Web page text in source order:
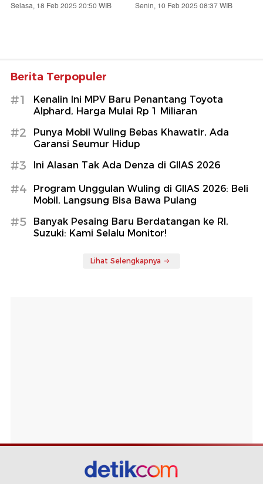
Selasa, 18 Feb 2025 20:50 WIB Senin, 10 Feb 2025 08:37 WIB
Berita Terpopuler
#1
Kenalin Ini MPV Baru Penantang Toyota
Alphard, Harga Mulai Rp 1 Miliaran
#2
Punya Mobil Wuling Bebas Khawatir, Ada
Garansi Seumur Hidup
#3 Ini Alasan Tak Ada Denza di GIIAS 2026
#4
Program Unggulan Wuling di GIIAS 2026: Beli
Mobil, Langsung Bisa Bawa Pulang
#5
Banyak Pesaing Baru Berdatangan ke RI,
Suzuki: Kami Selalu Monitor!
Lihat Selengkapnya